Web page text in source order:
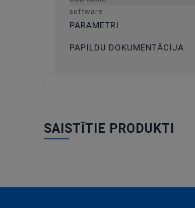
software
PARAMETRI
PAPILDU DOKUMENTĀCIJA
SAISTĪTIE PRODUKTI